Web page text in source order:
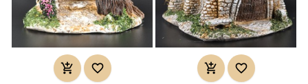
   